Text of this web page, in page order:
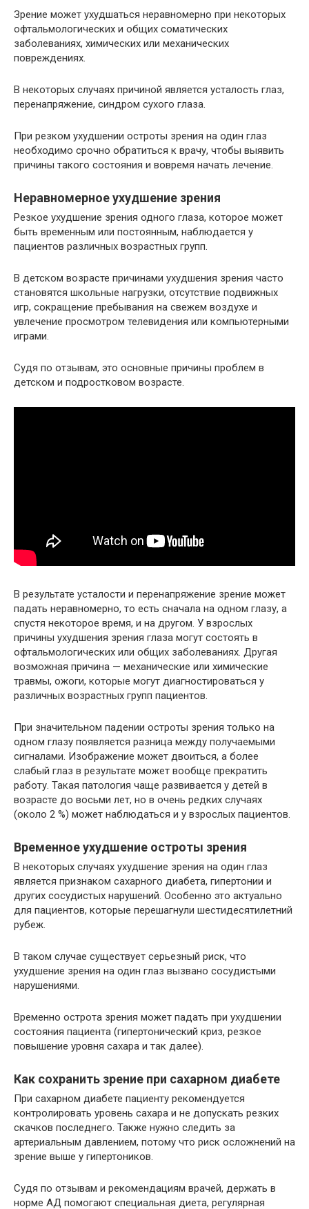
Зрение может ухудшаться неравномерно при некоторых
офтальмологических и общих соматических
заболеваниях, химических или механических
повреждениях.
В некоторых случаях причиной является усталость глаз,
перенапряжение, синдром сухого глаза.
При резком ухудшении остроты зрения на один глаз
необходимо срочно обратиться к врачу, чтобы выявить
причины такого состояния и вовремя начать лечение.
Неравномерное ухудшение зрения
Резкое ухудшение зрения одного глаза, которое может
быть временным или постоянным, наблюдается у
пациентов различных возрастных групп.
В детском возрасте причинами ухудшения зрения часто
становятся школьные нагрузки, отсутствие подвижных
игр, сокращение пребывания на свежем воздухе и
увлечение просмотром телевидения или компьютерными
играми.
Судя по отзывам, это основные причины проблем в
детском и подростковом возрасте.
В результате усталости и перенапряжение зрение может
падать неравномерно, то есть сначала на одном глазу, а
спустя некоторое время, и на другом. У взрослых
причины ухудшения зрения глаза могут состоять в
офтальмологических или общих заболеваниях. Другая
возможная причина — механические или химические
травмы, ожоги, которые могут диагностироваться у
различных возрастных групп пациентов.
При значительном падении остроты зрения только на
одном глазу появляется разница между получаемыми
сигналами. Изображение может двоиться, а более
слабый глаз в результате может вообще прекратить
работу. Такая патология чаще развивается у детей в
возрасте до восьми лет, но в очень редких случаях
(около 2 %) может наблюдаться и у взрослых пациентов.
Временное ухудшение остроты зрения
В некоторых случаях ухудшение зрения на один глаз
является признаком сахарного диабета, гипертонии и
других сосудистых нарушений. Особенно это актуально
для пациентов, которые перешагнули шестидесятилетний
рубеж.
В таком случае существует серьезный риск, что
ухудшение зрения на один глаз вызвано сосудистыми
нарушениями.
Временно острота зрения может падать при ухудшении
состояния пациента (гипертонический криз, резкое
повышение уровня сахара и так далее).
Как сохранить зрение при сахарном диабете
При сахарном диабете пациенту рекомендуется
контролировать уровень сахара и не допускать резких
скачков последнего. Также нужно следить за
артериальным давлением, потому что риск осложнений на
зрение выше у гипертоников.
Судя по отзывам и рекомендациям врачей, держать в
норме АД помогают специальная диета, регулярная